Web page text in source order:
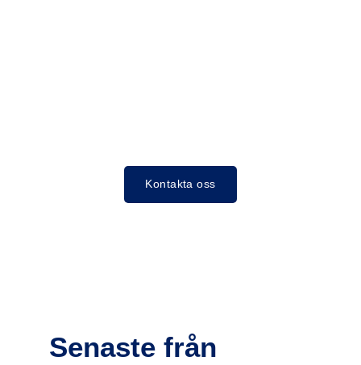
Kontakta oss
Senaste från